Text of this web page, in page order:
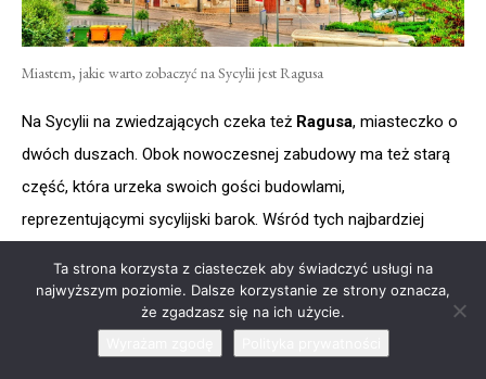
Miastem, jakie warto zobaczyć na Sycylii jest Ragusa
Na Sycylii na zwiedzających czeka też Ragusa, miasteczko o
dwóch duszach. Obok nowoczesnej zabudowy ma też starą
część, która urzeka swoich gości budowlami,
reprezentującymi sycylijski barok. Wśród tych najbardziej
Chrzciciela i Katedra św. Jerzego oraz pałac Palazzo
Wijące się między budynkami uliczki to idealna okolica
Ta strona korzysta z ciasteczek aby świadczyć usługi na
najwyższym poziomie. Dalsze korzystanie ze strony oznacza,
że zgadzasz się na ich użycie.